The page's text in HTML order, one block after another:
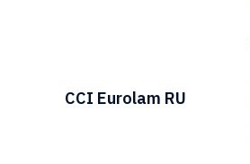
CCI Eurolam RU